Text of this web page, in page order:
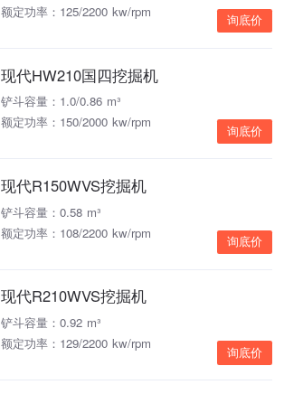
额定功率：125/2200 kw/rpm
询底价
现代HW210国四挖掘机
铲斗容量：1.0/0.86 m³
额定功率：150/2000 kw/rpm
询底价
现代R150WVS挖掘机
铲斗容量：0.58 m³
额定功率：108/2200 kw/rpm
询底价
现代R210WVS挖掘机
铲斗容量：0.92 m³
额定功率：129/2200 kw/rpm
询底价